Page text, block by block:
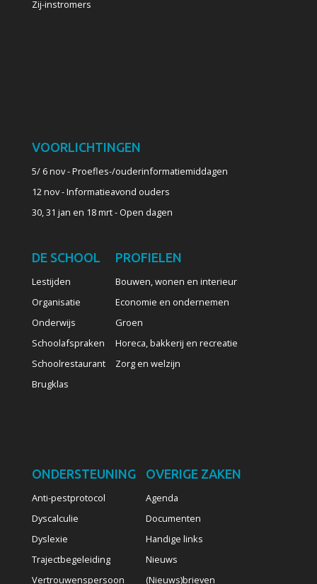
Zij-instromers
VOORLICHTINGEN
5/ 6 nov - Proefles-/ouderinformatiemiddagen
12 nov - Informatieavond ouders
30, 31 jan en 18 mrt - Open dagen
DE SCHOOL
Lestijden
Organisatie
Onderwijs
Schoolafspraken
Schoolrestaurant
Brugklas
PROFIELEN
Bouwen, wonen en interieur
Economie en ondernemen
Groen
Horeca, bakkerij en recreatie
Zorg en welzijn
ONDERSTEUNING
Anti-pestprotocol
Dyscalculie
Dyslexie
Trajectbegeleiding
Vertrouwenspersoon
OVERIGE ZAKEN
Agenda
Documenten
Handige links
Nieuws
(Nieuws)brieven